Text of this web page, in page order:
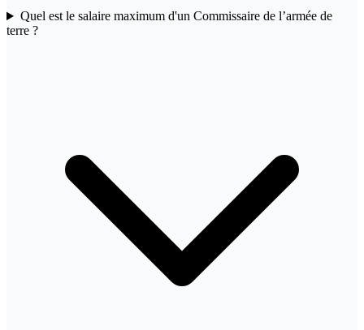
Quel est le salaire maximum d'un Commissaire de l’armée de
terre ?